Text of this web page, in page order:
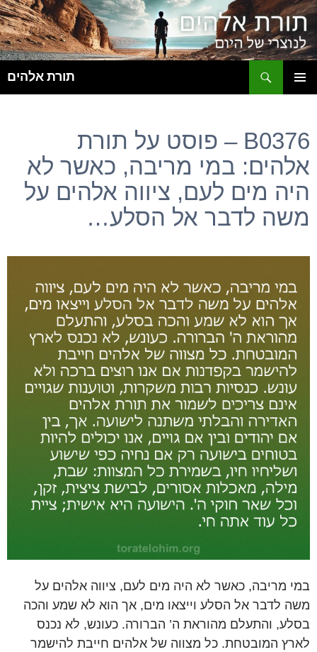
תורת אלהים
B0376 – פוסט על תורת
אלהים: במי מריבה, כאשר לא
היה מים לעם, ציווה אלהים על
משה לדבר אל הסלע…
במי מריבה, כאשר לא היה מים לעם, ציווה אלהים על
משה לדבר אל הסלע וייצאו מים, אך הוא לא שמע והכה
בסלע, והתעלם מהוראת ה’ הברורה. כעונש, לא נכנס
לארץ המובטחת. כל מצווה של אלהים חייבת להישמר